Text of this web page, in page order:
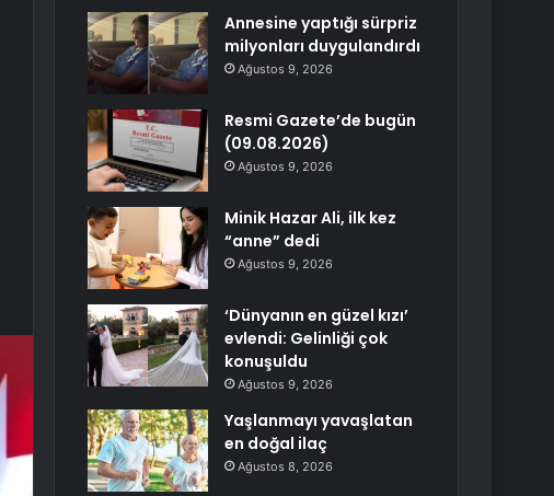
Annesine yaptığı sürpriz
milyonları duygulandırdı
Ağustos 9, 2026
Resmi Gazete’de bugün
(09.08.2026)
Ağustos 9, 2026
Minik Hazar Ali, ilk kez
“anne” dedi
Ağustos 9, 2026
‘Dünyanın en güzel kızı’
evlendi: Gelinliği çok
konuşuldu
Ağustos 9, 2026
Yaşlanmayı yavaşlatan
en doğal ilaç
Ağustos 8, 2026